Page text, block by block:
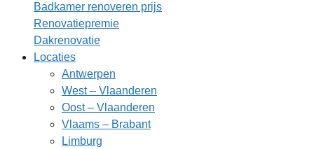
Badkamer renoveren prijs
Renovatiepremie
Dakrenovatie
Locaties
Antwerpen
West – Vlaanderen
Oost – Vlaanderen
Vlaams – Brabant
Limburg